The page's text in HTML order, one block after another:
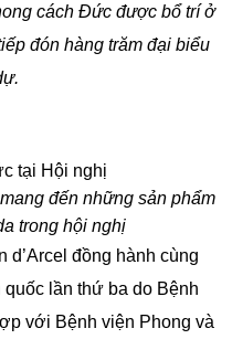
cách Đức được bổ trí ở
đón hàng trăm đại biểu
đến những sản phẩm
trong hội nghị
d’Arcel đồng hành cùng
quốc lần thứ ba do Bệnh
với Bệnh viện Phong và